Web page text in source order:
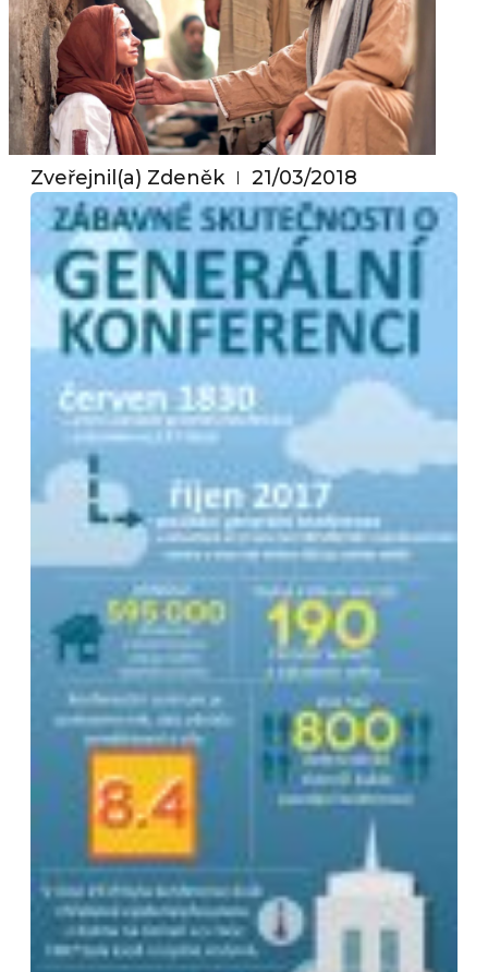
Zveřejnil(a) Zdeněk 21/03/2018